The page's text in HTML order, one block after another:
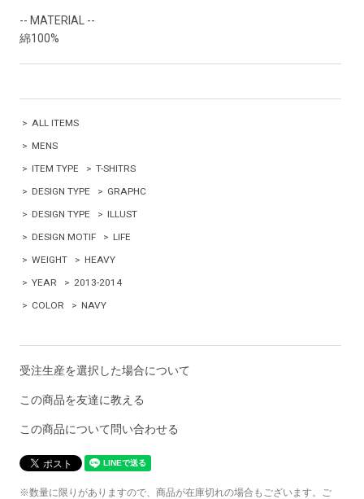
-- MATERIAL --
綿100%
> ALL ITEMS
> MENS
> ITEM TYPE > T-SHITRS
> DESIGN TYPE > GRAPHC
> DESIGN TYPE > ILLUST
> DESIGN MOTIF > LIFE
> WEIGHT > HEAVY
> YEAR > 2013-2014
> COLOR > NAVY
受注生産を選択した場合について
この商品を友達に教える
この商品について問い合わせる
※数量に限りがありますので、商品が在庫切れの場合もございます。ご